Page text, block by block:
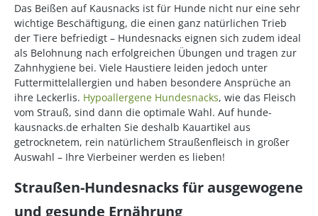
Das Beißen auf Kausnacks ist für Hunde nicht nur eine sehr
wichtige Beschäftigung, die einen ganz natürlichen Trieb
der Tiere befriedigt – Hundesnacks eignen sich zudem ideal
als Belohnung nach erfolgreichen Übungen und tragen zur
Zahnhygiene bei. Viele Haustiere leiden jedoch unter
Futtermittelallergien und haben besondere Ansprüche an
ihre Leckerlis. Hypoallergene Hundesnacks, wie das Fleisch
vom Strauß, sind dann die optimale Wahl. Auf hunde-
kausnacks.de erhalten Sie deshalb Kauartikel aus
getrocknetem, rein natürlichem Straußenfleisch in großer
Auswahl – Ihre Vierbeiner werden es lieben!
Straußen-Hundesnacks für ausgewogene
und gesunde Ernährung